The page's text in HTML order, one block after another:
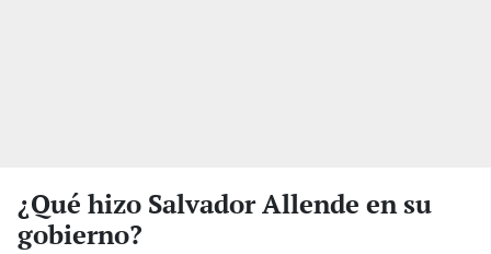
¿Qué hizo Salvador Allende en su
gobierno?